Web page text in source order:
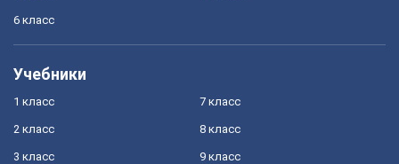
6 класс
Учебники
1 класс
2 класс
3 класс
7 класс
8 класс
9 класс